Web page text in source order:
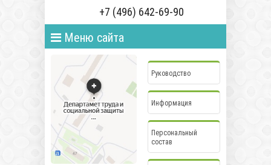
+7 (496) 642-69-90
Меню сайта
Руководство
Информация
Персональный
состав